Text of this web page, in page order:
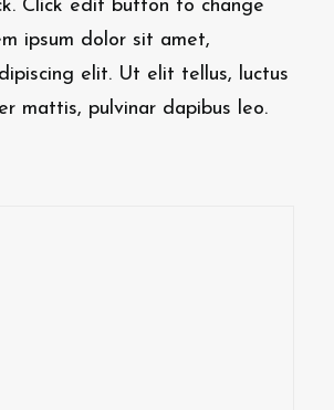
Click edit button to change
ipsum dolor sit amet,
elit. Ut elit tellus, luctus
mattis, pulvinar dapibus leo.